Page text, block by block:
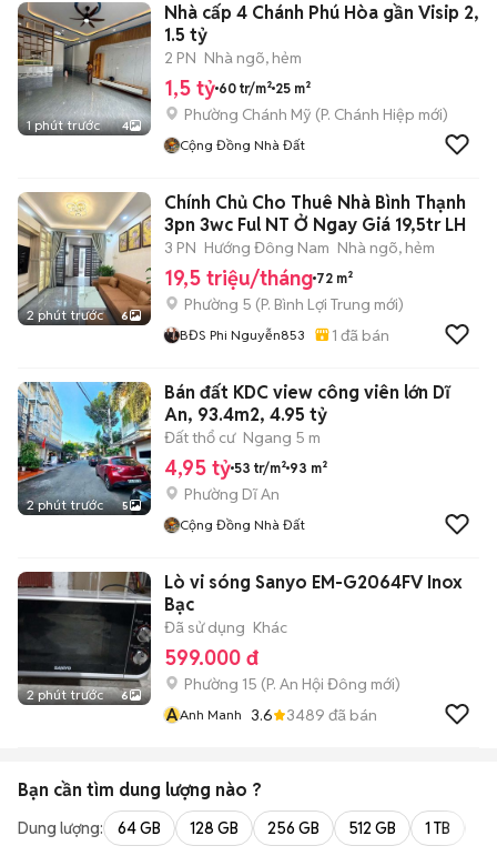
1 phút trước 4
Nhà cấp 4 Chánh Phú Hòa gần Visip 2,
1.5 tỷ
2 PN Nhà ngõ, hẻm
1,5 tỷ 60 tr/m² 25 m²
Phường Chánh Mỹ (P. Chánh Hiệp mới)
Cộng Đồng Nhà Đất
2 phút trước 6
Chính Chủ Cho Thuê Nhà Bình Thạnh
3pn 3wc Ful NT Ở Ngay Giá 19,5tr LH
3 PN Hướng Đông Nam Nhà ngõ, hẻm
19,5 triệu/tháng 72 m²
Phường 5 (P. Bình Lợi Trung mới)
BĐS Phi Nguyễn853 1 đã bán
2 phút trước 5
Bán đất KDC view công viên lớn Dĩ
An, 93.4m2, 4.95 tỷ
Đất thổ cư Ngang 5 m
4,95 tỷ 53 tr/m² 93 m²
Phường Dĩ An
Cộng Đồng Nhà Đất
2 phút trước 6
Lò vi sóng Sanyo EM-G2064FV Inox
Bạc
Đã sử dụng Khác
599.000 đ
Phường 15 (P. An Hội Đông mới)
AAnh Manh 3.6 3489 đã bán
Bạn cần tìm dung lượng nào ?
Dung lượng: 64 GB 128 GB 256 GB 512 GB 1 TB